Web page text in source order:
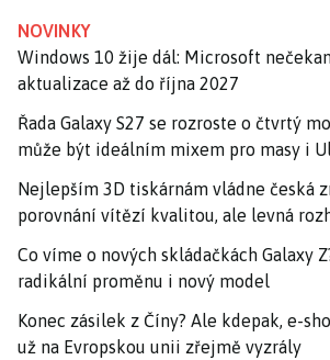
NOVINKY
Windows 10 žije dál: Microsoft
aktualizace až do října 2027
Řada Galaxy S27 se rozroste o čtvrtý
může být ideálním mixem pro masy i
Nejlepším 3D tiskárnám vládne česká
porovnání vítězí kvalitou, ale levná
Co víme o nových skládačkách Galaxy
radikální proměnu i nový model
Konec zásilek z Číny? Ale kdepak, e-
už na Evropskou unii zřejmě vyzrály